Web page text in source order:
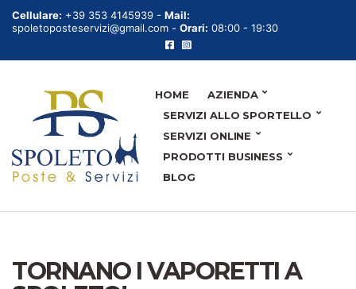
Cellulare: +39 353 4145939 - Mail:
spoletoposteservizi@gmail.com - Orari: 08:00 - 19:30
HOME
AZIENDA
SERVIZI ALLO SPORTELLO
SERVIZI ONLINE
PRODOTTI BUSINESS
BLOG
TORNANO I VAPORETTI A